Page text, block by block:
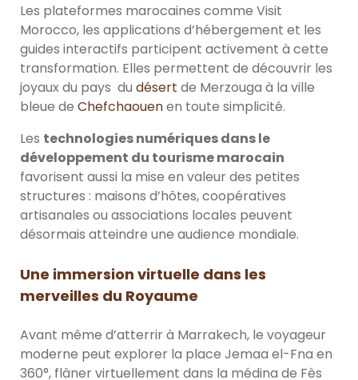
Les plateformes marocaines comme Visit
Morocco, les applications d’hébergement et les
guides interactifs participent activement à cette
transformation. Elles permettent de découvrir les
joyaux du pays du désert de Merzouga à la ville
bleue de Chefchaouenen toute simplicité.
Les technologies numériques dans le
développement du tourisme marocain
favorisent aussi la mise en valeur des petites
structures : maisons d’hôtes, coopératives
artisanales ou associations locales peuvent
désormais atteindre une audience mondiale.
Une immersion virtuelle dans les
merveilles du Royaume
Avant même d’atterrir à Marrakech, le voyageur
moderne peut explorer la place Jemaa el-Fna en
360°, flâner virtuellement dans la médina de Fès